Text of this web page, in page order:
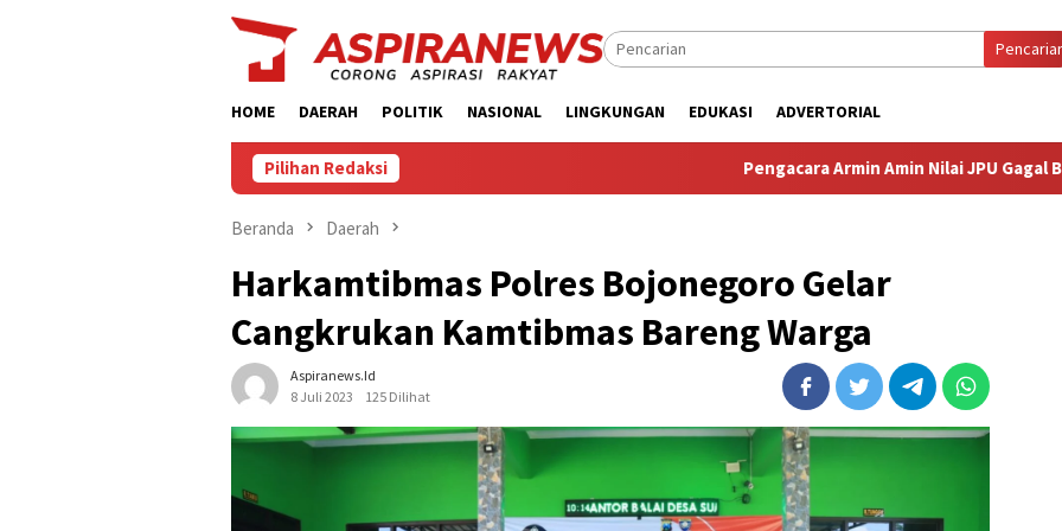
HOME DAERAH POLITIK NASIONAL LINGKUNGAN EDUKASI ADVERTORIAL
Pilihan Redaksi ‎Pengacara Armin Amin Nilai JPU Gagal Buktikan
Beranda Daerah
Harkamtibmas Polres Bojonegoro Gelar
Cangkrukan Kamtibmas Bareng Warga
Aspiranews.id
8 Juli 2023
125 Dilihat